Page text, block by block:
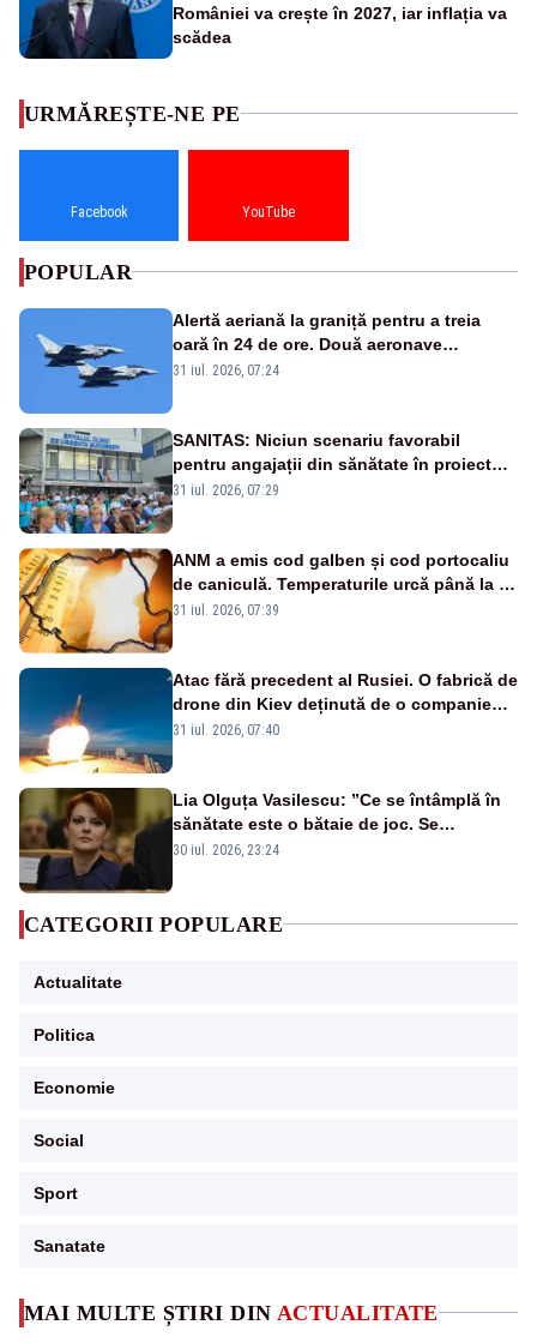
României va crește în 2027, iar inflația va
scădea
MAI MULTE ȘTIRI DIN ACTUALITATE
URMĂREȘTE-NE PE
Facebook YouTube
POPULAR
Alertă aeriană la graniță pentru a treia
oară în 24 de ore. Două aeronave
Eurofighter britanice au fost ridicate de la
31 iul. 2026, 07:24
SANITAS: Niciun scenariu favorabil
pentru angajații din sănătate în proiectul
Legii salarizării
31 iul. 2026, 07:29
ANM a emis cod galben și cod portocaliu
de caniculă. Temperaturile urcă până la 38
de grade, iar nopțile devin tropicale
31 iul. 2026, 07:39
Atac fără precedent al Rusiei. O fabrică de
drone din Kiev deținută de o companie
americană, distrusă de o rachetă
31 iul. 2026, 07:40
Lia Olguța Vasilescu: ”Ce se întâmplă în
sănătate este o bătaie de joc. Se
guvernează extraordinar de prost”
30 iul. 2026, 23:24
CATEGORII POPULARE
Actualitate
Politica
Economie
Social
Sport
Sanatate